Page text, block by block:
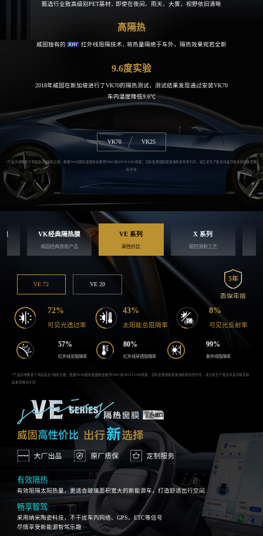
甄选行业致高级别PET基材， 即使在夜间、雨天、大雾，视野依旧清晰
高隔热
威固独有的 红外线阻隔技术 ， 将热量隔绝于车外，隔热效果宛若全新
9.6度实验
2018年威固在新加坡进行了VK70的隔热测试，测试结果发现通过安装VK70
车内温度降低9.6℃
VK70 VK25
*产品的参数基于样品贴在3毫米白玻，根据IWFA国际窗膜协会推荐NFRC和ASTM E903测量；实际结果因贴膜玻璃种类特性不同，或正常生产批次间差异等多种因素
膜 VK经典隔热膜
威固经典旗舰产品
VE 系列
高性价比
X 系列
磁控溅射工艺
有效隔热
有效阻隔太阳热量，更适合玻璃面积宽大的新能源车，打造舒适出行空间
畅享智驾
采用纳米陶瓷科技，不干扰车内网络、GPS、ETC等信号
尽情享受新能源智驾乐趣
VE 72 VE 20
5年
质保年限
72%
可见光透过率
43%
太阳能总阻隔率
8%
可见光反射率
57%
红外线总阻隔率
80%
红外线穿透阻隔率
99%
紫外线阻隔率
*产品的参数基于样品贴在3毫米白玻，根据IWFA国际窗膜协会推荐NFRC和ASTM E903测量；实际结果因贴膜玻璃种类特性不同，或正常生产批次间差异等多种
因素而略有不同